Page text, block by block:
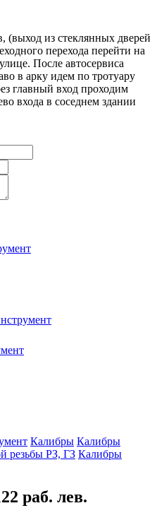
(выход из стеклянных дверей
перехода перейти на
После автосервиса
в арку идем по тротуару
главный вход проходим
входа в соседнем здании
Калибры Калибры
резьбы PЗ, ГЗ Калибры
раб. лев.